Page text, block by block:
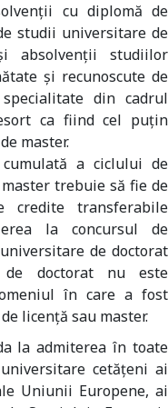
cu diplomă de
studii universitare de
absolvenţii studiilor
şi recunoscute de
din cadrul
ca fiind cel puţin
master.
a ciclului de
trebuie să fie de
transferabile
la concursul de
de doctorat
doctorat nu este
în care a fost
licenţă sau master.
la admiterea în toate
cetăţeni ai
Uniunii Europene, ai